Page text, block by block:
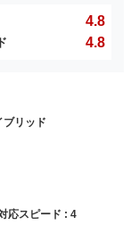
4.8
4.8
ブリッド
応スピード : 4